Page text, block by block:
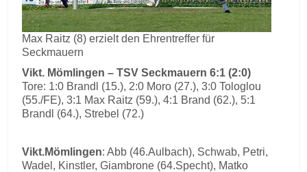
Max Raitz (8) erzielt den Ehrentreffer für
Seckmauern
Vikt. Mömlingen – TSV Seckmauern 6:1 (2:0)
Tore: 1:0 Brandl (15.), 2:0 Moro (27.), 3:0 Tologlou
(55./FE), 3:1 Max Raitz (59.), 4:1 Brand (62.), 5:1
Brandl (64.), Strebel (72.)
Vikt.Mömlingen: Abb (46.Aulbach), Schwab, Petri,
Wadel, Kinstler, Giambrone (64.Specht), Matko